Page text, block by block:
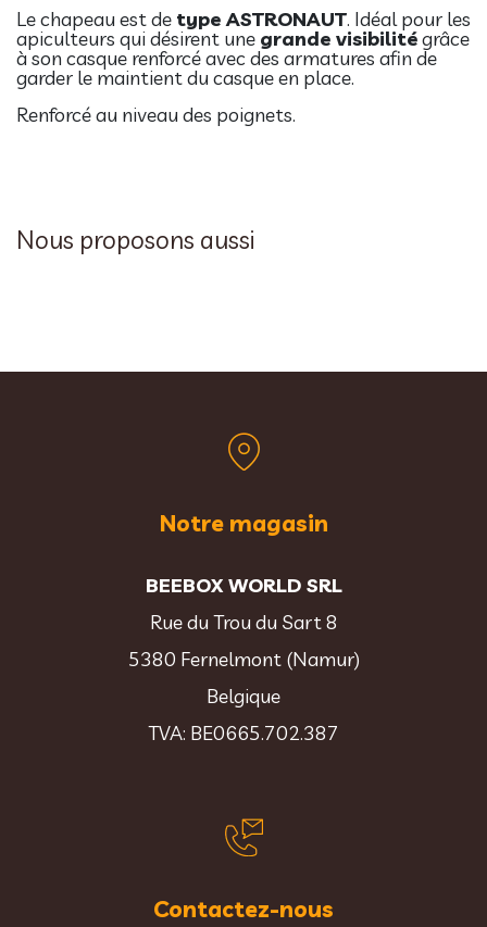
Le chapeau est de type ASTRONAUT. Idéal pour les
apiculteurs qui désirent une grande visibilitégrâce
à son casque renforcé avec des armatures afin de
garder le maintient du casque en place.
Renforcé au niveau des poignets.
Nous proposons aussi
Notre magasin
BEEBOX WORLD SRL
Rue du Trou du Sart 8
5380 Fernelmont (Namur)
Belgique
TVA: BE0665.702.387
Contactez-nous